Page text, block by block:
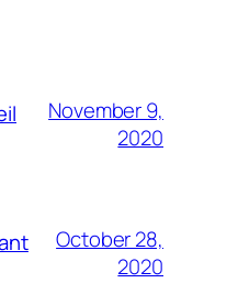
November 9,
2020
October 28,
2020